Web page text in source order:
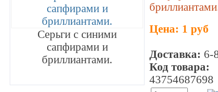
Серьги с синими
сапфирами и
бриллиантами.
Цена: 1 руб
Доставка: 6-
Код товара:
43754687698